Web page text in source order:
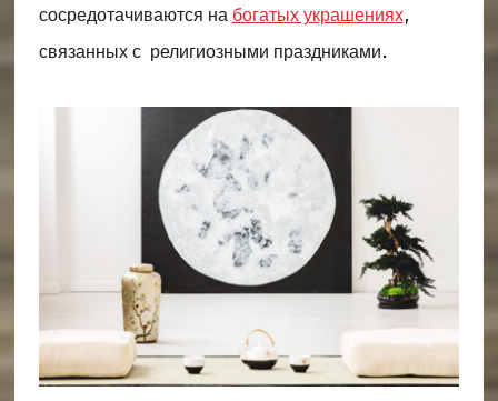
сосредотачиваются на богатых украшениях,
связанных с религиозными праздниками.